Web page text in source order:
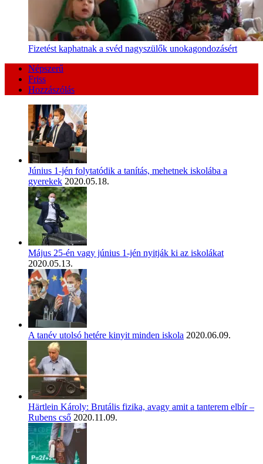
Fizetést kaphatnak a svéd nagyszülők unokagondozásért
Népszerű
Friss
Hozzászólás
Június 1-jén folytatódik a tanítás, mehetnek iskolába a
gyerekek 2020.05.18.
Május 25-én vagy június 1-jén nyitják ki az iskolákat
2020.05.13.
A tanév utolsó hetére kinyit minden iskola 2020.06.09.
Härtlein Károly: Brutális fizika, avagy amit a tanterem elbír –
Rubens cső 2020.11.09.